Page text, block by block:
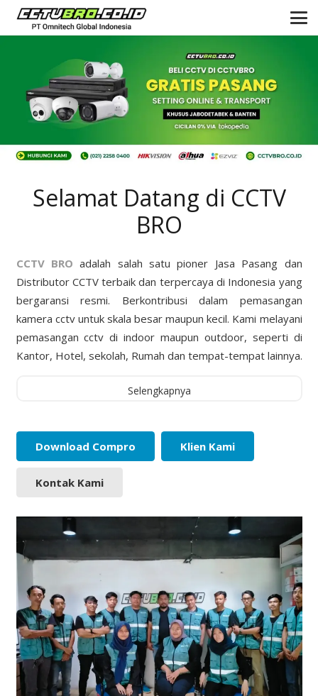
Selamat Datang di CCTV
BRO
CCTV BRO adalah salah satu pioner Jasa Pasang dan
Distributor CCTV terbaik dan terpercaya di Indonesia yang
bergaransi resmi. Berkontribusi dalam pemasangan
kamera cctv untuk skala besar maupun kecil. Kami melayani
pemasangan cctv di indoor maupun outdoor, seperti di
Kantor, Hotel, sekolah, Rumah dan tempat-tempat lainnya.
Selengkapnya
Download Compro Klien Kami
Kontak Kami